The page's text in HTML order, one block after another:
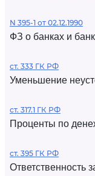
N 395-1 от 02.12.1990
ФЗ о банках и
ст. 333 ГК РФ
Уменьшение
ст. 317.1 ГК РФ
Проценты по
ст. 395 ГК РФ
Ответственность